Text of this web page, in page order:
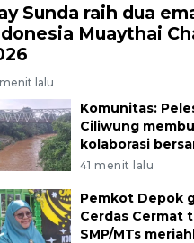
Sunda raih dua
Muaythai
lalu
Komunitas:
Ciliwung
kolaborasi
41 menit lalu
Pemkot Depok
Cerdas Cermat
SMP/MTs